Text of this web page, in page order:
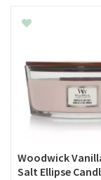
Woodwick
Salt Ellipse